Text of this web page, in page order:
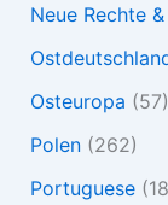
Neue Rechte
Osteuropa (57)
Polen(262)
Portuguese